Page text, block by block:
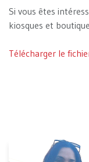
Si vous êtes
kiosques et
Télécharger le